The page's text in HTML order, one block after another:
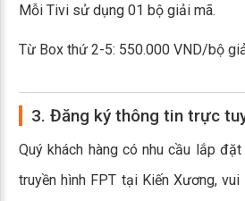
Mỗi Tivi sử dụng 01 bộ giải mã.
Từ Box thứ 2-5: 550.000 VND/bộ
3. Đăng ký thông tin trực
Quý khách hàng có nhu cầu lắp
truyền hình FPT tại Kiến Xương,